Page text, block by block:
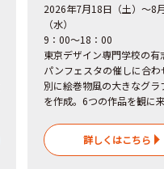
2026年7月18日（土）～8
（水）
9：00～18：00
東京デザイン専門学校の有
パンフェスタの催しに合わ
別に絵巻物風の大きなグラ
を作成。6つの作品を観に来
詳しくはこちら